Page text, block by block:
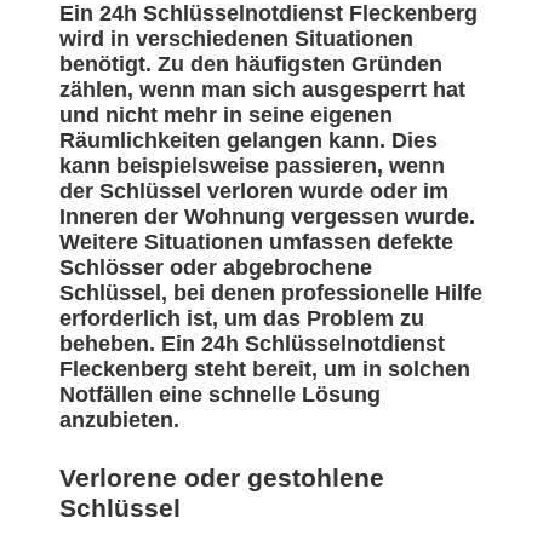
Ein 24h Schlüsselnotdienst Fleckenberg
wird in verschiedenen Situationen
benötigt. Zu den häufigsten Gründen
zählen, wenn man sich ausgesperrt hat
und nicht mehr in seine eigenen
Räumlichkeiten gelangen kann. Dies
kann beispielsweise passieren, wenn
der Schlüssel verloren wurde oder im
Inneren der Wohnung vergessen wurde.
Weitere Situationen umfassen defekte
Schlösser oder abgebrochene
Schlüssel, bei denen professionelle Hilfe
erforderlich ist, um das Problem zu
beheben. Ein 24h Schlüsselnotdienst
Fleckenberg steht bereit, um in solchen
Notfällen eine schnelle Lösung
anzubieten.
Verlorene oder gestohlene
Schlüssel